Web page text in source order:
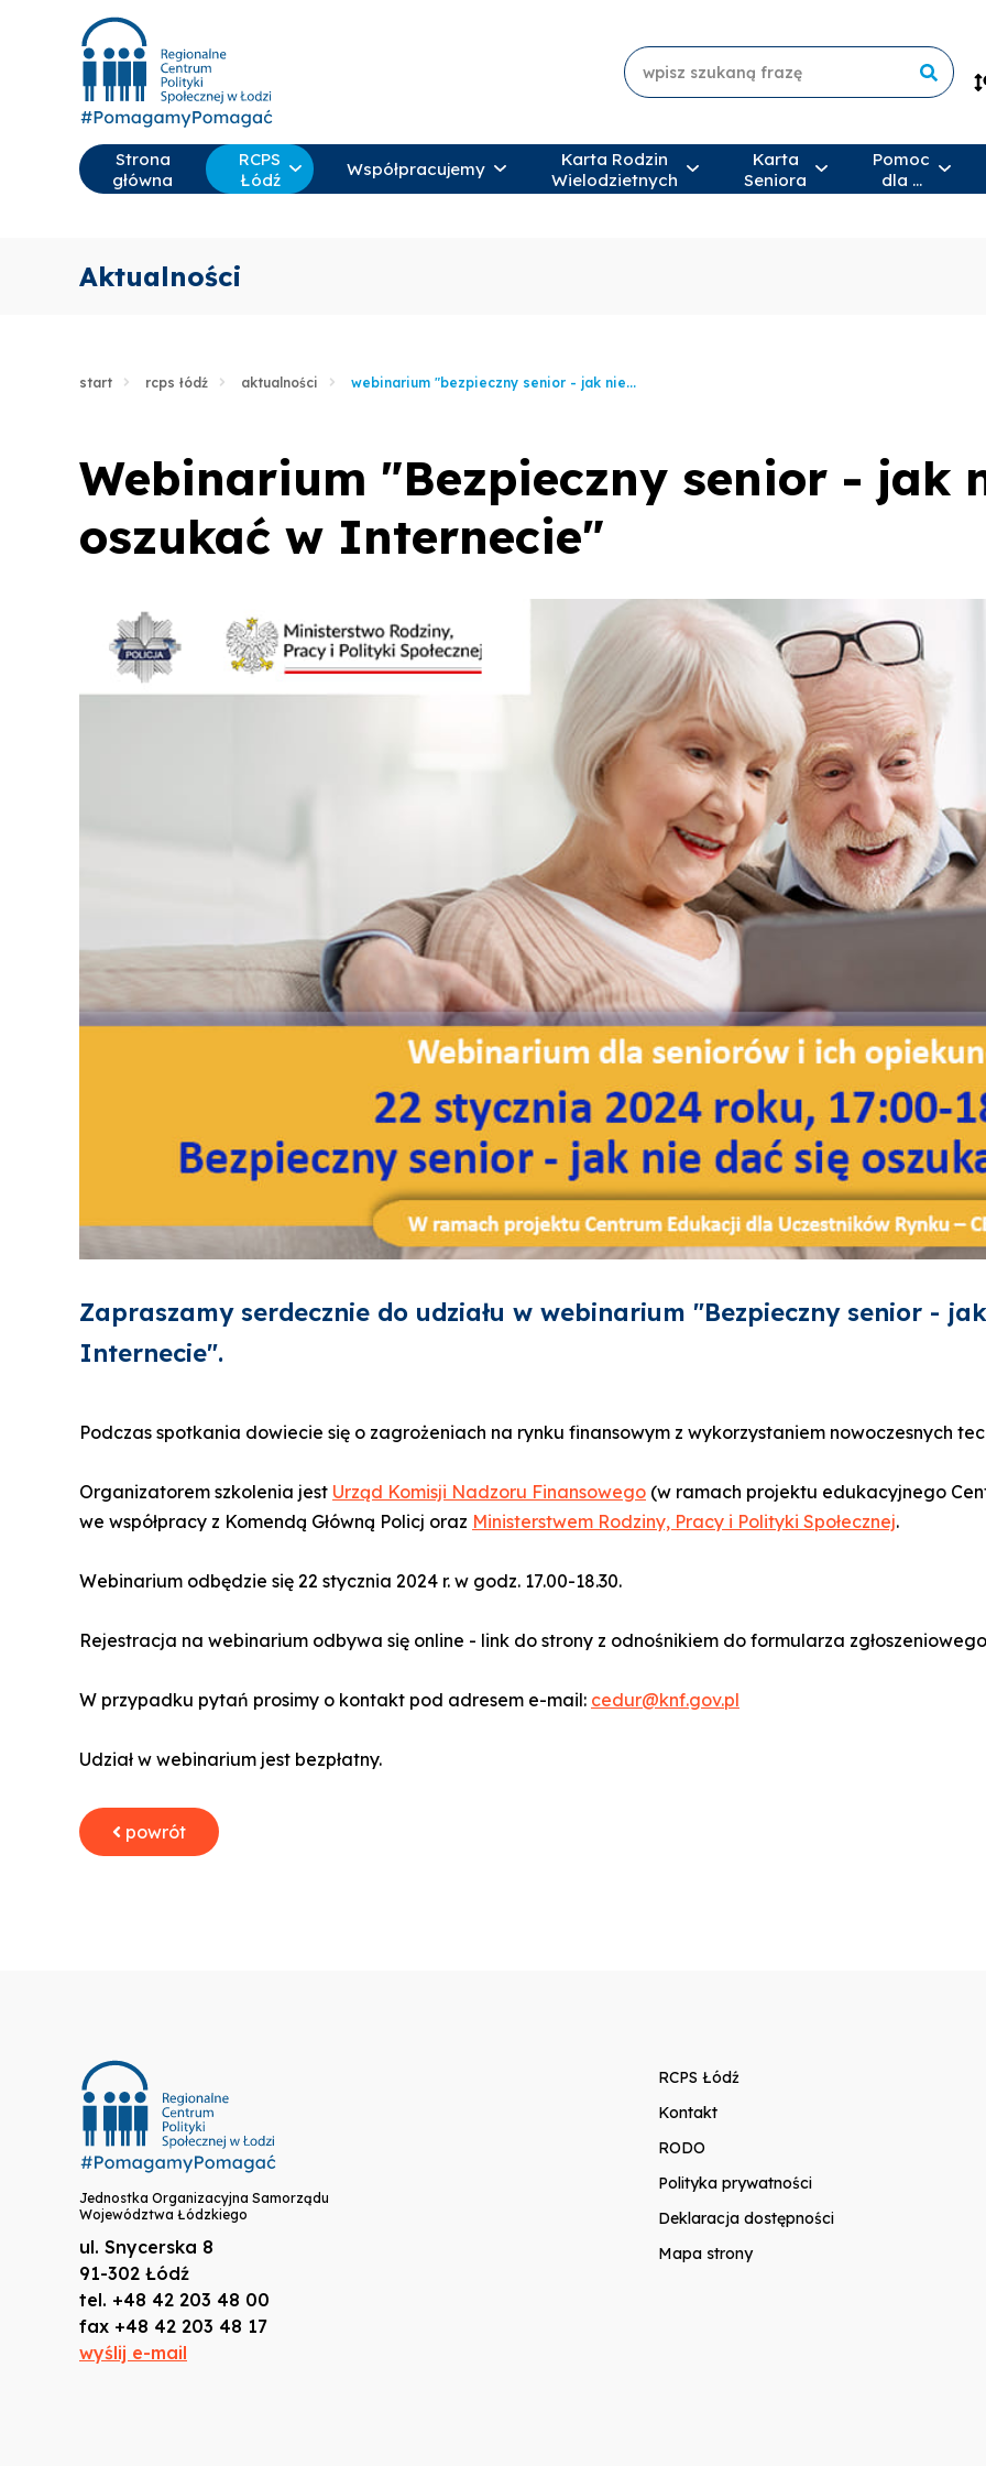
Wyszukiwarka
Szukaj
Strona
główna
RCPS
Łódź
Współpracujemy
Karta Rodzin
Wielodzietnych
Karta
Seniora
Pomoc
dla …
Aktualności
start rcps łódź aktualności webinarium "bezpieczny senior - jak nie...
Webinarium "Bezpieczny senior - jak
oszukać w Internecie"
Zapraszamy serdecznie do udziału w webinarium "Bezpieczny senior -
Internecie".
Podczas spotkania dowiecie się o zagrożeniach na rynku finansowym z wykorzystaniem nowoczesnych
Organizatorem szkolenia jest Urząd Komisji Nadzoru Finansowego (w ramach projektu edukacyjnego
we współpracy z Komendą Główną Policj oraz Ministerstwem Rodziny, Pracy i Polityki Społecznej.
Webinarium odbędzie się 22 stycznia 2024 r. w godz. 17.00-18.30.
Rejestracja na webinarium odbywa się online - link do strony z odnośnikiem do formularza
W przypadku pytań prosimy o kontakt pod adresem e-mail: cedur@knf.gov.pl
Udział w webinarium jest bezpłatny.
powrót
Jednostka Organizacyjna Samorządu
Województwa Łódzkiego
ul. Snycerska 8
91-302 Łódź
tel. +48 42 203 48 00
fax +48 42 203 48 17
wyślij e-mail
RCPS Łódź
Kontakt
RODO
Polityka prywatności
Deklaracja dostępności
Mapa strony